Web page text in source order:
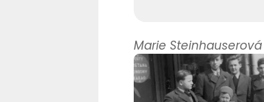
Marie Steinhauserová